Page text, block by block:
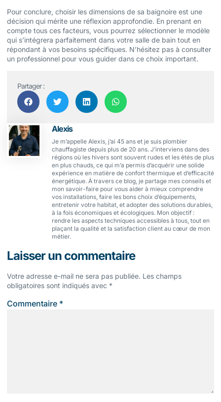
Pour conclure, choisir les dimensions de sa baignoire est une
décision qui mérite une réflexion approfondie. En prenant en
compte tous ces facteurs, vous pourrez sélectionner le modèle
qui s’intégrera parfaitement dans votre salle de bain tout en
répondant à vos besoins spécifiques. N’hésitez pas à consulter
un professionnel pour vous guider dans ce choix important.
Partager :
Alexis
Je m’appelle Alexis, j’ai 45 ans et je suis plombier
chauffagiste depuis plus de 20 ans. J’interviens dans des
régions où les hivers sont souvent rudes et les étés de plus
en plus chauds, ce qui m’a permis d’acquérir une solide
expérience en matière de confort thermique et d’efficacité
énergétique. À travers ce blog, je partage mes conseils et
mon savoir-faire pour vous aider à mieux comprendre
vos installations, faire les bons choix d’équipements,
entretenir votre habitat, et adopter des solutions durables,
à la fois économiques et écologiques. Mon objectif :
rendre les aspects techniques accessibles à tous, tout en
plaçant la qualité et la satisfaction client au cœur de mon
métier.
Laisser un commentaire
Votre adresse e-mail ne sera pas publiée. Les champs
obligatoires sont indiqués avec *
Commentaire *